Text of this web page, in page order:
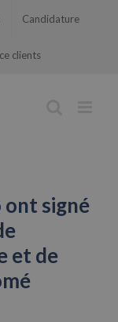
Candidature
clients
ont signé
et de